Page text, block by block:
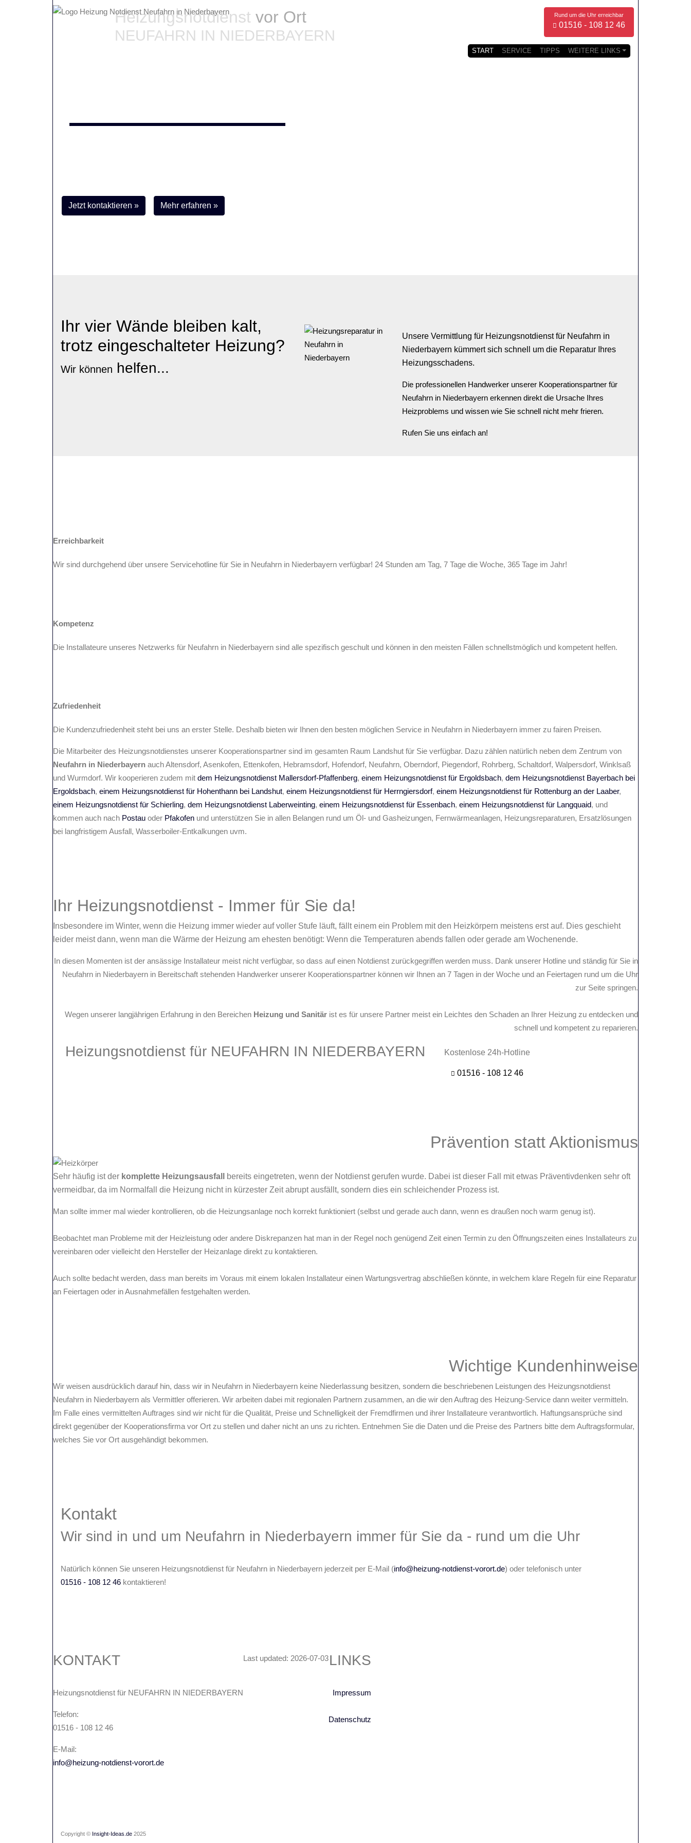
Heizungsnotdienst vor Ort
NEUFAHRN IN NIEDERBAYERN
Rund um die Uhr erreichbar
01516 - 108 12 46
START SERVICE TIPPS WEITERE LINKS
Jetzt kontaktieren » Mehr erfahren »
Ihr vier Wände bleiben kalt,
trotz eingeschalteter Heizung?
Wir können helfen...
Unsere Vermittlung für Heizungsnotdienst für Neufahrn in
Niederbayern kümmert sich schnell um die Reparatur Ihres
Heizungsschadens.
Die professionellen Handwerker unserer Kooperationspartner für
Neufahrn in Niederbayern erkennen direkt die Ursache Ihres
Heizproblems und wissen wie Sie schnell nicht mehr frieren.
Rufen Sie uns einfach an!
Erreichbarkeit
Wir sind durchgehend über unsere Servicehotline für Sie in Neufahrn in Niederbayern verfügbar! 24 Stunden am Tag, 7 Tage die Woche, 365 Tage im Jahr!
Kompetenz
Die Installateure unseres Netzwerks für Neufahrn in Niederbayern sind alle spezifisch geschult und können in den meisten Fällen schnellstmöglich und kompetent helfen.
Zufriedenheit
Die Kundenzufriedenheit steht bei uns an erster Stelle. Deshalb bieten wir Ihnen den besten möglichen Service in Neufahrn in Niederbayern immer zu fairen Preisen.
Die Mitarbeiter des Heizungsnotdienstes unserer Kooperationspartner sind im gesamten Raum Landshut für Sie verfügbar. Dazu zählen natürlich neben dem Zentrum von
Neufahrn in Niederbayern auch Altensdorf, Asenkofen, Ettenkofen, Hebramsdorf, Hofendorf, Neufahrn, Oberndorf, Piegendorf, Rohrberg, Schaltdorf, Walpersdorf, Winklsaß
und Wurmdorf. Wir kooperieren zudem mit dem Heizungsnotdienst Mallersdorf-Pfaffenberg, einem Heizungsnotdienst für Ergoldsbach, dem Heizungsnotdienst Bayerbach bei
Ergoldsbach, einem Heizungsnotdienst für Hohenthann bei Landshut, einem Heizungsnotdienst für Herrngiersdorf, einem Heizungsnotdienst für Rottenburg an der Laaber,
einem Heizungsnotdienst für Schierling, dem Heizungsnotdienst Laberweinting, einem Heizungsnotdienst für Essenbach, einem Heizungsnotdienst für Langquaid, und
kommen auch nach Postau oder Pfakofen und unterstützen Sie in allen Belangen rund um Öl- und Gasheizungen, Fernwärmeanlagen, Heizungsreparaturen, Ersatzlösungen
bei langfristigem Ausfall, Wasserboiler-Entkalkungen uvm.
Ihr Heizungsnotdienst - Immer für Sie da!
Insbesondere im Winter, wenn die Heizung immer wieder auf voller Stufe läuft, fällt einem ein Problem mit den Heizkörpern meistens erst auf. Dies geschieht
leider meist dann, wenn man die Wärme der Heizung am ehesten benötigt: Wenn die Temperaturen abends fallen oder gerade am Wochenende.
In diesen Momenten ist der ansässige Installateur meist nicht verfügbar, so dass auf einen Notdienst zurückgegriffen werden muss. Dank unserer Hotline und ständig für Sie in
Neufahrn in Niederbayern in Bereitschaft stehenden Handwerker unserer Kooperationspartner können wir Ihnen an 7 Tagen in der Woche und an Feiertagen rund um die Uhr
zur Seite springen.
Wegen unserer langjährigen Erfahrung in den Bereichen Heizung und Sanitär ist es für unsere Partner meist ein Leichtes den Schaden an Ihrer Heizung zu entdecken und
schnell und kompetent zu reparieren.
Heizungsnotdienst für NEUFAHRN IN NIEDERBAYERN Kostenlose 24h-Hotline
01516 - 108 12 46
Prävention statt Aktionismus
Sehr häufig ist der komplette Heizungsausfall
bereits eingetreten, wenn der Notdienst gerufen wurde. Dabei ist dieser Fall mit etwas Präventivdenken sehr oft
vermeidbar, da im Normalfall die Heizung nicht in kürzester Zeit abrupt ausfällt, sondern dies ein schleichender Prozess ist.
Man sollte immer mal wieder kontrollieren, ob die Heizungsanlage noch korrekt funktioniert (selbst und gerade auch dann, wenn es draußen noch warm genug ist).
Beobachtet man Probleme mit der Heizleistung oder andere Diskrepanzen hat man in der Regel noch genügend Zeit einen Termin zu den Öffnungszeiten eines Installateurs zu
vereinbaren oder vielleicht den Hersteller der Heizanlage direkt zu kontaktieren.
Auch sollte bedacht werden, dass man bereits im Voraus mit einem lokalen Installateur einen Wartungsvertrag abschließen könnte, in welchem klare Regeln für eine Reparatur
an Feiertagen oder in Ausnahmefällen festgehalten werden.
Wichtige Kundenhinweise
Wir weisen ausdrücklich darauf hin, dass wir in Neufahrn in Niederbayern keine Niederlassung besitzen, sondern die beschriebenen Leistungen des Heizungsnotdienst
Neufahrn in Niederbayern als Vermittler offerieren. Wir arbeiten dabei mit regionalen Partnern zusammen, an die wir den Auftrag des Heizung-Service dann weiter vermitteln.
Im Falle eines vermittelten Auftrages sind wir nicht für die Qualität, Preise und Schnelligkeit der Fremdfirmen und ihrer Installateure verantwortlich. Haftungsansprüche sind
direkt gegenüber der Kooperationsfirma vor Ort zu stellen und daher nicht an uns zu richten. Entnehmen Sie die Daten und die Preise des Partners bitte dem Auftragsformular,
welches Sie vor Ort ausgehändigt bekommen.
Kontakt
Wir sind in und um Neufahrn in Niederbayern immer für Sie da - rund um die Uhr
Natürlich können Sie unseren Heizungsnotdienst für Neufahrn in Niederbayern jederzeit per E-Mail (info@heizung-notdienst-vorort.de) oder telefonisch unter
01516 - 108 12 46 kontaktieren!
KONTAKT
Heizungsnotdienst für NEUFAHRN IN NIEDERBAYERN
Telefon:
01516 - 108 12 46
E-Mail:
info@heizung-notdienst-vorort.de
Last updated: 2026-07-03LINKS
Impressum
Datenschutz
Copyright © Insight-Ideas.de 2025